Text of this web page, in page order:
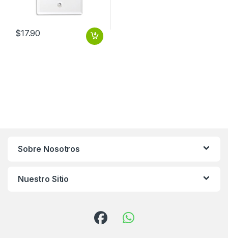
$17.90
Sobre Nosotros
Nuestro Sitio